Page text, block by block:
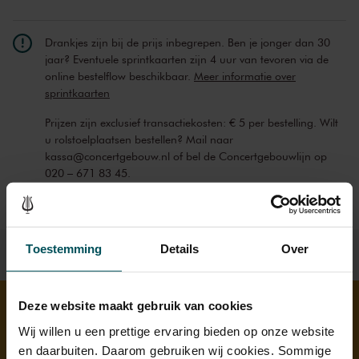
Toestemming Details Over
Deze website maakt gebruik van cookies
Wij willen u een prettige ervaring bieden op onze website
en daarbuiten. Daarom gebruiken wij cookies. Sommige
Drankjes zijn bij de prijs inbegrepen. Ben je jonger dan 30
jaar? Eventuele sprintkaarten zijn 4 uur van tevoren via de
online bestelflow beschikbaar. Meer informatie over
sprintkaarten
Prijzen zijn exclusief transactiekosten: € 5 per bestelling. Wilt
u rolstoelplaatsen bestellen? Mail naar
kassa@concertgebouw.nl of bel de Concertgebouwlijn op
020 – 671 83 45.
Ontdek meer